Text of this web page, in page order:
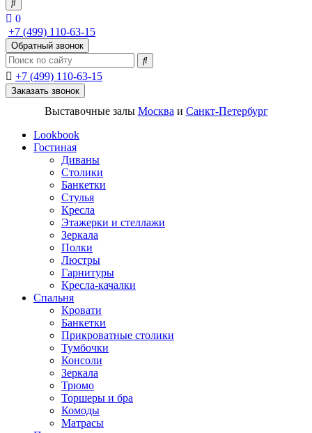
0
+7 (499) 110-63-15
Обратный звонок
+7 (499) 110-63-15
Заказать звонок
Выставочные залы Москва и Санкт-Петербург
Lookbook
Гостиная
Диваны
Столики
Банкетки
Стулья
Кресла
Этажерки и стеллажи
Зеркала
Полки
Люстры
Гарнитуры
Кресла-качалки
Спальня
Кровати
Банкетки
Прикроватные столики
Тумбочки
Консоли
Зеркала
Трюмо
Торшеры и бра
Комоды
Матрасы